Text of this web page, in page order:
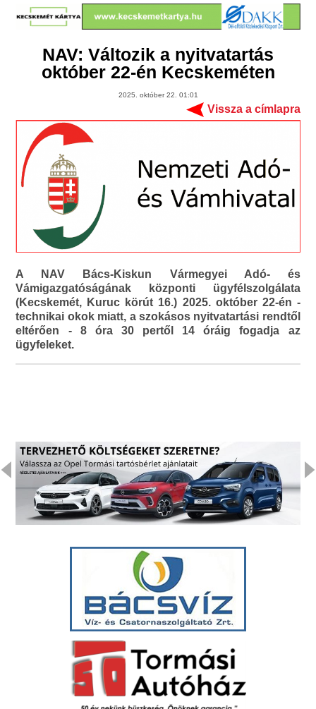
NAV: Változik a nyitvatartás
október 22-én Kecskeméten
2025. október 22. 01:01
Vissza a címlapra
A NAV Bács-Kiskun Vármegyei Adó- és
Vámigazgatóságának központi ügyfélszolgálata
(Kecskemét, Kuruc körút 16.) 2025. október 22-én -
technikai okok miatt, a szokásos nyitvatartási rendtől
eltérően - 8 óra 30 pertől 14 óráig fogadja az
ügyfeleket.